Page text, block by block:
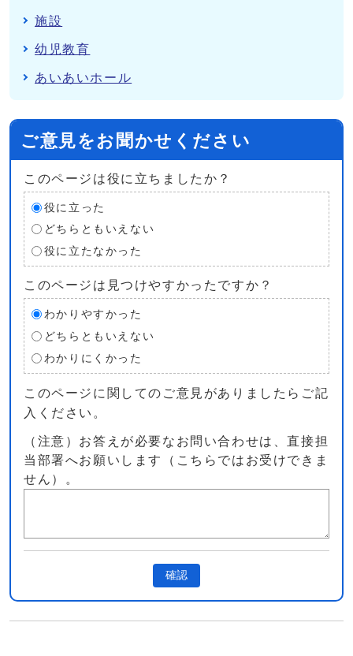
施設
幼児教育
あいあいホール
ご意見をお聞かせください
このページは役に立ちましたか？
役に立った
どちらともいえない
役に立たなかった
このページは見つけやすかったですか？
わかりやすかった
どちらともいえない
わかりにくかった
このページに関してのご意見がありましたらご記
入ください。
（注意）お答えが必要なお問い合わせは、直接担
当部署へお願いします（こちらではお受けできま
せん）。
確認